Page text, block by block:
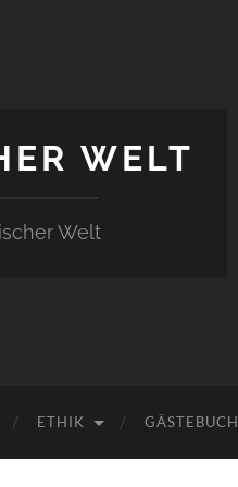
WELT
Welt
ETHIK GÄSTEBUCH